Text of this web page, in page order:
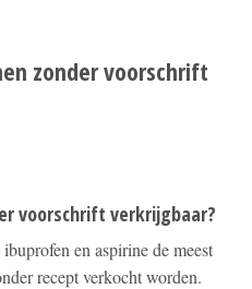
zonder voorschrift
voorschrift verkrijgbaar?
en aspirine de meest
recept verkocht worden.